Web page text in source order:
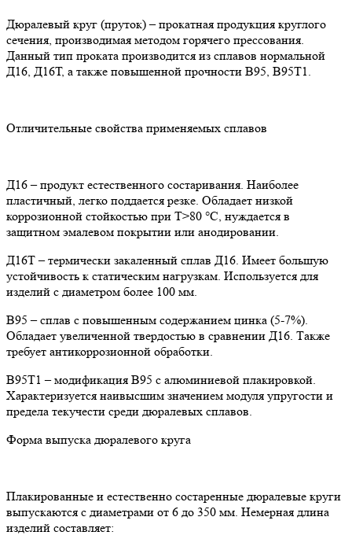
Дюралевый круг (пруток) – прокатная продукция круглого
сечения, производимая методом горячего прессования.
Данный тип проката производится из сплавов нормальной
Д16, Д16Т, а также повышенной прочности В95, В95Т1.
Отличительные свойства применяемых сплавов
Д16 – продукт естественного состаривания. Наиболее
пластичный, легко поддается резке. Обладает низкой
коррозионной стойкостью при Т>80 °С, нуждается в
защитном эмалевом покрытии или анодировании.
Д16Т – термически закаленный сплав Д16. Имеет большую
устойчивость к статическим нагрузкам. Используется для
изделий с диаметром более 100 мм.
В95 – сплав с повышенным содержанием цинка (5-7%).
Обладает увеличенной твердостью в сравнении Д16. Также
требует антикоррозионной обработки.
В95Т1 – модификация В95 с алюминиевой плакировкой.
Характеризуется наивысшим значением модуля упругости и
предела текучести среди дюралевых сплавов.
Форма выпуска дюралевого круга
Плакированные и естественно состаренные дюралевые круги
выпускаются с диаметрами от 6 до 350 мм. Немерная длина
изделий составляет: